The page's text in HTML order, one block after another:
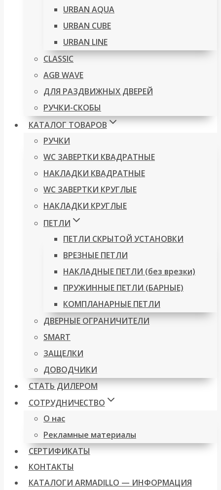
URBAN AQUA
URBAN CUBE
URBAN LINE
CLASSIC
AGB WAVE
ДЛЯ РАЗДВИЖНЫХ ДВЕРЕЙ
РУЧКИ-СКОБЫ
КАТАЛОГ ТОВАРОВ
РУЧКИ
WC ЗАВЕРТКИ КВАДРАТНЫЕ
НАКЛАДКИ КВАДРАТНЫЕ
WC ЗАВЕРТКИ КРУГЛЫЕ
НАКЛАДКИ КРУГЛЫЕ
ПЕТЛИ
ПЕТЛИ СКРЫТОЙ УСТАНОВКИ
ВРЕЗНЫЕ ПЕТЛИ
НАКЛАДНЫЕ ПЕТЛИ (без врезки)
ПРУЖИННЫЕ ПЕТЛИ (БАРНЫЕ)
КОМПЛАНАРНЫЕ ПЕТЛИ
ДВЕРНЫЕ ОГРАНИЧИТЕЛИ
SMART
ЗАЩЕЛКИ
ДОВОДЧИКИ
СТАТЬ ДИЛЕРОМ
СОТРУДНИЧЕСТВО
О нас
Рекламные материалы
СЕРТИФИКАТЫ
КОНТАКТЫ
КАТАЛОГИ ARMADILLO — ИНФОРМАЦИЯ